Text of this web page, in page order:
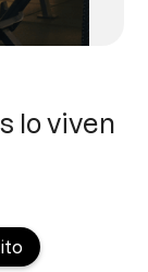
lo viven